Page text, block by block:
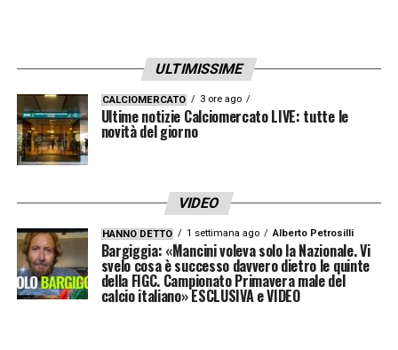
ULTIMISSIME
CALCIOMERCATO 3 ore ago
Ultime notizie Calciomercato LIVE: tutte le
novità del giorno
VIDEO
HANNO DETTO 1 settimana ago Alberto Petrosilli
Bargiggia: «Mancini voleva solo la Nazionale. Vi
svelo cosa è successo davvero dietro le quinte
della FIGC. Campionato Primavera male del
calcio italiano» ESCLUSIVA e VIDEO